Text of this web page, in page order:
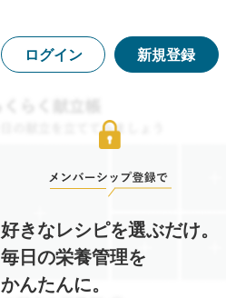
ログイン 新規登録
好きなレシピを選ぶだけ。
毎日の栄養管理を
かんたんに。